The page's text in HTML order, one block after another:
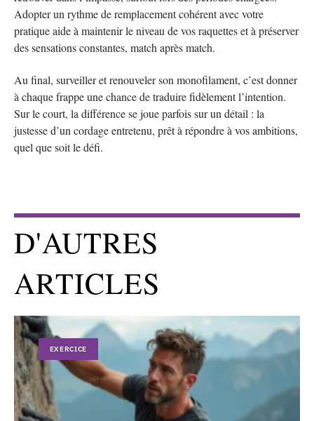
Adopter un rythme de remplacement cohérent avec votre
pratique aide à maintenir le niveau de vos raquettes et à préserver
des sensations constantes, match après match.
Au final, surveiller et renouveler son monofilament, c’est donner
à chaque frappe une chance de traduire fidèlement l’intention.
Sur le court, la différence se joue parfois sur un détail : la
justesse d’un cordage entretenu, prêt à répondre à vos ambitions,
quel que soit le défi.
D'AUTRES
ARTICLES
EXERCICE